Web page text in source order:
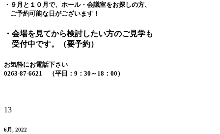
・９月と１０月で、ホール・会議室をお探しの方、
ご予約可能な日がございます！
・会場を見てから検討したい方のご見学も
受付中です。（要予約）
お気軽にお電話下さい
0263-87-6621 （平日：9：30～18：00）
13
6月, 2022